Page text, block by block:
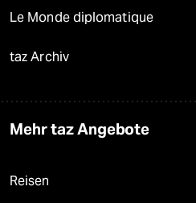
Le Monde diplomatique
taz Archiv
Mehr taz Angebote
Reisen